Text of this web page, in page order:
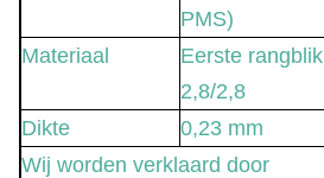
PMS)
Materiaal
Eerste rangblik
2,8/2,8
Dikte
0,23 mm
Wij worden verklaard door